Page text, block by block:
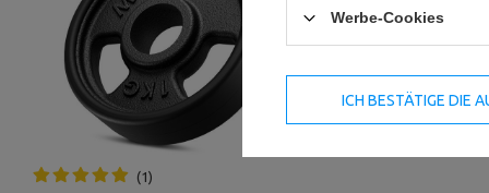
1
Werbe-Cookies
ICH BESTÄTIGE DIE